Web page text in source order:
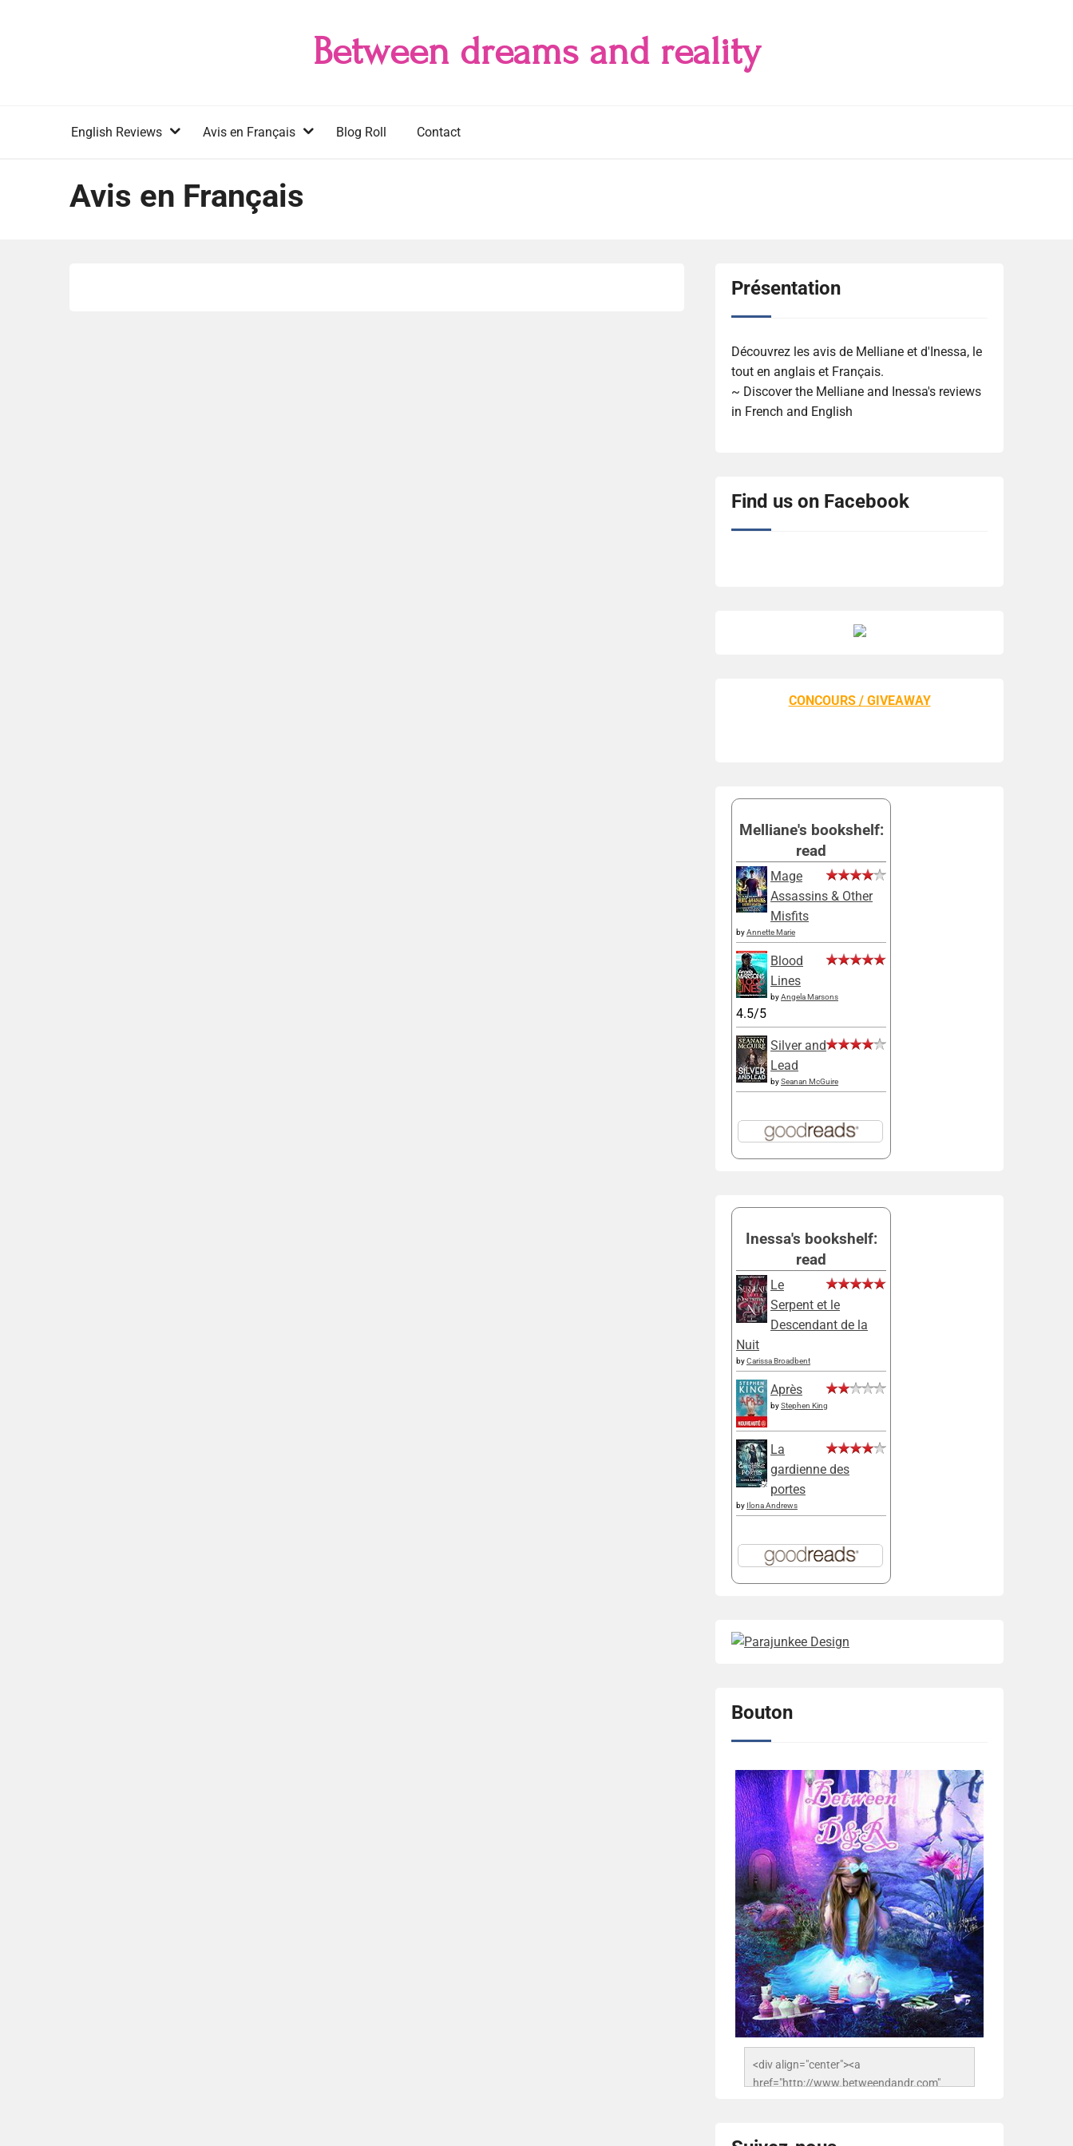
Between dreams and reality
English Reviews Avis en Français Blog Roll Contact
Avis en Français
Présentation
Découvrez les avis de Melliane et d'Inessa, le
tout en anglais et Français.
~ Discover the Melliane and Inessa's reviews
in French and English
Find us on Facebook
CONCOURS / GIVEAWAY
Melliane's bookshelf:
read
Mage
Assassins & Other
Misfits
byAnnette Marie
Blood
Lines
byAngela Marsons
4.5/5
Silver and
Lead
bySeanan McGuire
Inessa's bookshelf:
read
Le
Serpent et le
Descendant de la
Nuit
byCarissa Broadbent
Après
byStephen King
La
gardienne des
portes
by Ilona Andrews
Bouton
<div align="center"><a
href="http://www.betweendandr.com"
503716673157532-